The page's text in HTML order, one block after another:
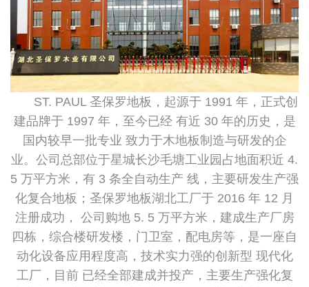
ST. PAUL 圣保罗地板，起源于 1991 年，正式创
建品牌于 1997 年，至今已经 有近 30 年的历史，是
国内较早一批专业 致力于木地板制造与研发的企
业。公司总部位于星城长沙毛塘工业园占地面积近 4.
5 万平方米，有 3 条全自动生产 线，主要研发生产强
化复合地板；圣保罗地板湖北工厂于 2016 年 12 月
注册成功， 公司购地 5. 5 万平方米，建成生产厂房
四栋，综合楼研发楼，门卫室，配电房等，是一座自
动化设备应用程度高，技术实力强的创新型 现代化
工厂，目前 已经全部建成并投产，主要生产强化复